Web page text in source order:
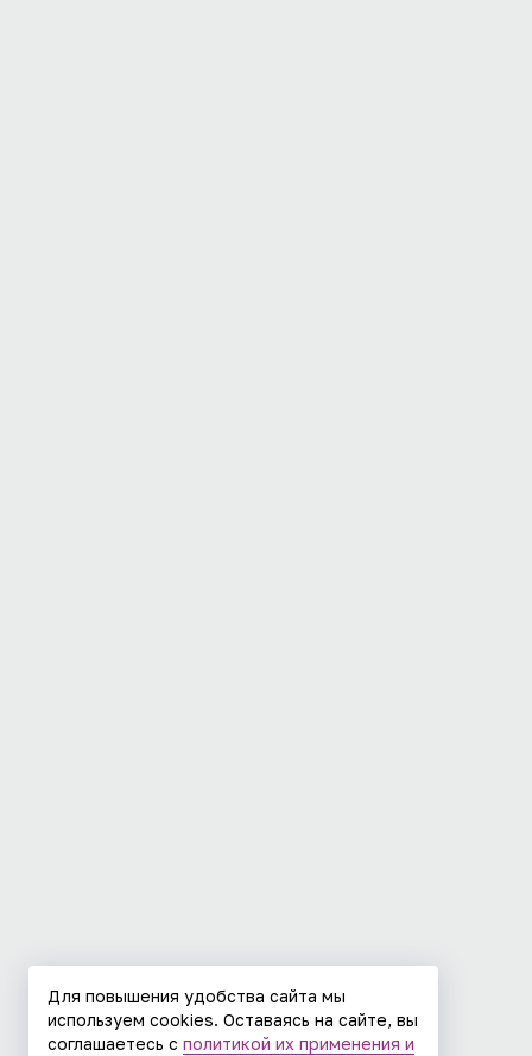
Для повышения удобства сайта мы
используем cookies. Оставаясь на сайте, вы
соглашаетесь с политикой их применения и